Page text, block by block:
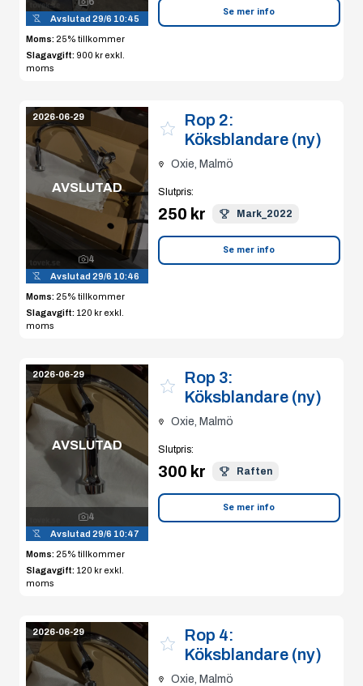
Avslutad29/6 10:45
Moms: 25% tillkommer
Slagavgift: 900 kr exkl.
moms
Se mer info
2026-06-29
AVSLUTAD
4
Avslutad29/6 10:46
Moms: 25% tillkommer
Slagavgift: 120 kr exkl.
moms
Rop 2:
Köksblandare (ny)
Oxie, Malmö
Slutpris:
250 kr Mark_2022
Se mer info
2026-06-29
AVSLUTAD
4
Avslutad29/6 10:47
Moms: 25% tillkommer
Slagavgift: 120 kr exkl.
moms
Rop 3:
Köksblandare (ny)
Oxie, Malmö
Slutpris:
300 kr Raften
Se mer info
2026-06-29
Rop 4:
Köksblandare (ny)
Oxie, Malmö